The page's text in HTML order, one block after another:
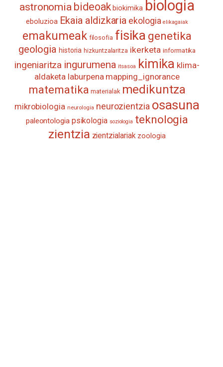
astronomia bideoak biokimika biologia
eboluzioa Ekaia aldizkaria ekologia elikagaiak
emakumeak filosofia fisika genetika
geologia historia hizkuntzalaritza ikerketa informatika
ingeniaritza ingurumena itsasoa kimika klima-
aldaketa laburpena mapping_ignorance
matematika materialak medikuntza
mikrobiologia neurologia neurozientzia osasuna
paleontologia psikologia soziologia teknologia
zientzia zientzialariak zoologia